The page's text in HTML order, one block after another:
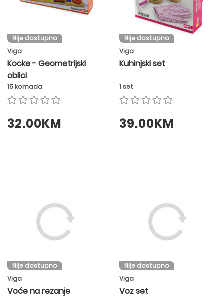
Nije dostupno
Viga
Kocke - Geometrijski
oblici
15 komada
32.00KM
Nije dostupno
Viga
Kuhinjski set
1 set
39.00KM
Nije dostupno
Viga
Voće na rezanje
Nije dostupno
Viga
Voz set